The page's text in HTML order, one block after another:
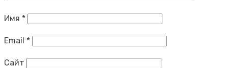
Имя *
Email *
Сайт